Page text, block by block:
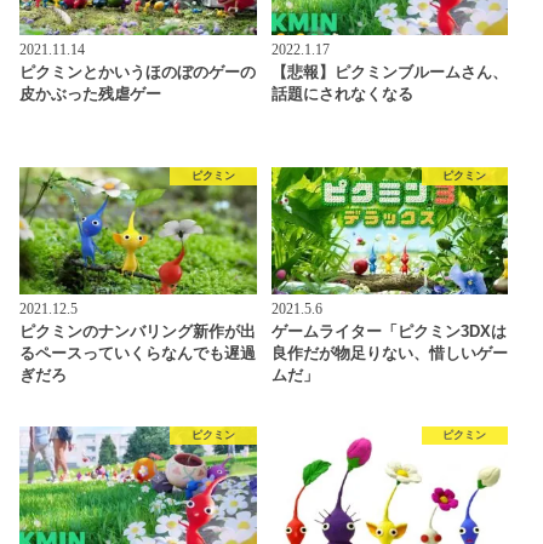
2021.11.14
ピクミンとかいうほのぼのゲーの
皮かぶった残虐ゲー
2022.1.17
【悲報】ピクミンブルームさん、
話題にされなくなる
ピクミン
2021.12.5
ピクミンのナンバリング新作が出
るペースっていくらなんでも遅過
ぎだろ
ピクミン
2021.5.6
ゲームライター「ピクミン3DXは
良作だが物足りない、惜しいゲー
ムだ」
ピクミン ピクミン